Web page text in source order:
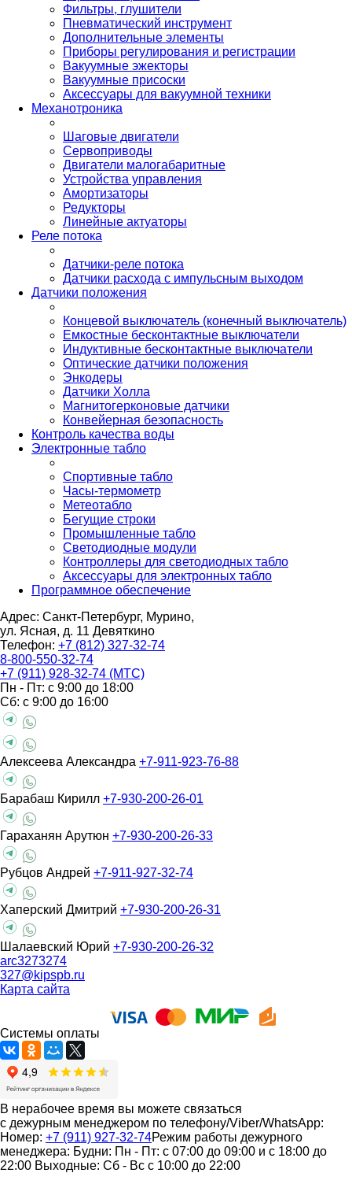
Фильтры, глушители
Пневматический инструмент
Дополнительные элементы
Приборы регулирования и регистрации
Вакуумные эжекторы
Вакуумные присоски
Аксессуары для вакуумной техники
Механотроника
Шаговые двигатели
Сервоприводы
Двигатели малогабаритные
Устройства управления
Амортизаторы
Редукторы
Линейные актуаторы
Реле потока
Датчики-реле потока
Датчики расхода с импульсным выходом
Датчики положения
Концевой выключатель (конечный выключатель)
Емкостные бесконтактные выключатели
Индуктивные бесконтактные выключатели
Оптические датчики положения
Энкодеры
Датчики Холла
Магнитогерконовые датчики
Конвейерная безопасность
Контроль качества воды
Электронные табло
Спортивные табло
Часы-термометр
Метеотабло
Бегущие строки
Промышленные табло
Светодиодные модули
Контроллеры для светодиодных табло
Аксессуары для электронных табло
Программное обеспечение
Адрес: Санкт-Петербург, Мурино,
ул. Ясная, д. 11 Девяткино
Телефон: +7 (812) 327-32-74
8-800-550-32-74
+7 (911) 928-32-74 (МТС)
Пн - Пт: с 9:00 до 18:00
Сб: с 9:00 до 16:00
Алексеева Александра +7-911-923-76-88
Барабаш Кирилл +7-930-200-26-01
Гараханян Арутюн +7-930-200-26-33
Рубцов Андрей +7-911-927-32-74
Хаперский Дмитрий +7-930-200-26-31
Шалаевский Юрий +7-930-200-26-32
arc3273274
327@kipspb.ru
Карта сайта
Системы оплаты
В нерабочее время вы можете связаться
с дежурным менеджером по телефону/Viber/WhatsApp:
Номер: +7 (911) 927-32-74Режим работы дежурного
менеджера: Будни: Пн - Пт: с 07:00 до 09:00 и с 18:00 до
22:00 Выходные: Сб - Вс с 10:00 до 22:00